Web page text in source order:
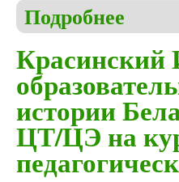
Подробнее
истории
ЦТ/ЦЭ на